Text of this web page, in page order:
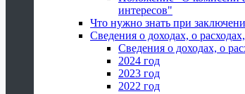
интересов"
Что нужно знать при
Сведения о доходах, о
Сведения о доходах, о
2024 год
2023 год
2022 год